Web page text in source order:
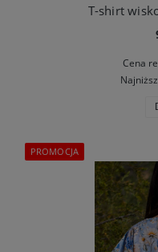
T-shirt
Cena
PROMOCJA